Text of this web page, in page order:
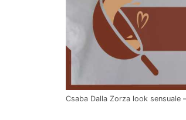
Csaba Dalla Zorza look sensuale